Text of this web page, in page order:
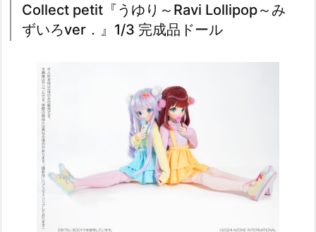
Collect petit『うゆり～Ravi Lollipop～み
ずいろver．』1/3 完成品ドール